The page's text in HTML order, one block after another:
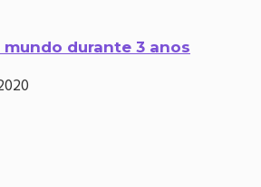
durante 3 anos